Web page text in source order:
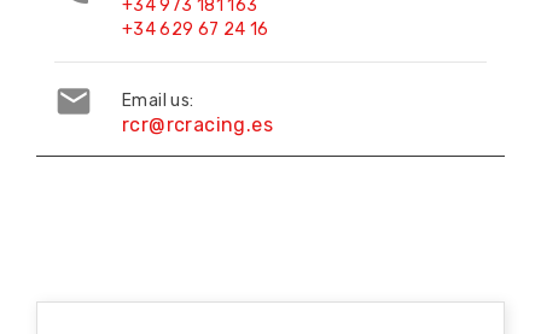
+34 973 181 163
+34 629 67 24 16
 Email us:
rcr@rcracing.es